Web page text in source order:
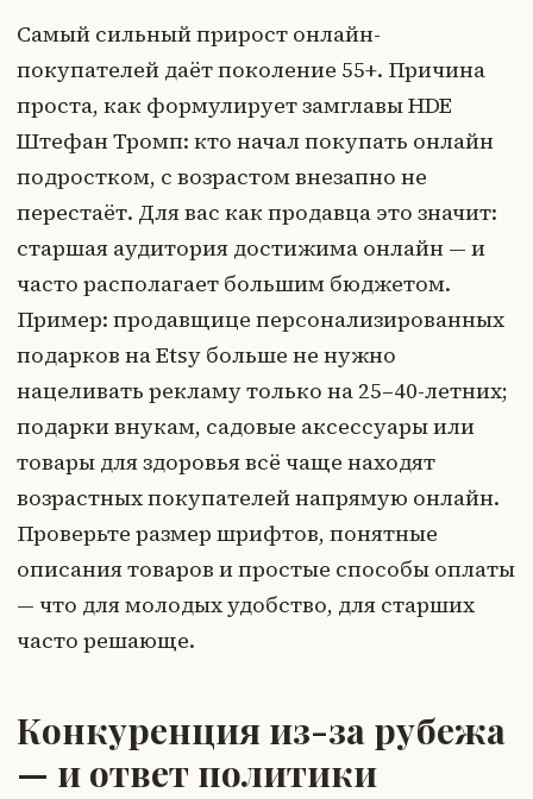
Самый сильный прирост онлайн-
покупателей даёт поколение 55+. Причина
проста, как формулирует замглавы HDE
Штефан Тромп: кто начал покупать онлайн
подростком, с возрастом внезапно не
перестаёт. Для вас как продавца это значит:
старшая аудитория достижима онлайн — и
часто располагает большим бюджетом.
Пример: продавщице персонализированных
подарков на Etsy больше не нужно
нацеливать рекламу только на 25–40-летних;
подарки внукам, садовые аксессуары или
товары для здоровья всё чаще находят
возрастных покупателей напрямую онлайн.
Проверьте размер шрифтов, понятные
описания товаров и простые способы оплаты
— что для молодых удобство, для старших
часто решающе.
Конкуренция из-за рубежа
— и ответ политики